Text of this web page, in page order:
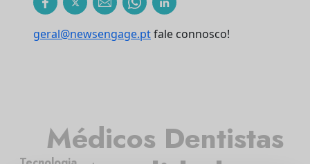
geral@newsengage.ptfale connosco!
Médicos Dentistas